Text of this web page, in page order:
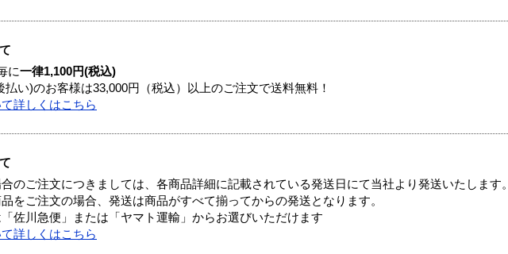
に一律1,100円(税込)
い)のお客様は33,000円（税込）以上のご注文で送料無料！
詳しくはこちら
のご注文につきましては、各商品詳細に記載されている発送日にて当社より発送いたします。
をご注文の場合、発送は商品がすべて揃ってからの発送となります。
佐川急便」または「ヤマト運輸」からお選びいただけます
詳しくはこちら